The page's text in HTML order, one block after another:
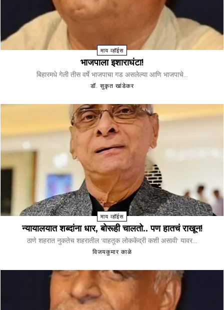
माय व्हॉईस
भाजपाला इशाराघंटा!
बिहारमधे गेली तीस वर्षे भाजपाचा गड असलेल्या आणि भाजपाचे...
डॉ. सुकृत खांडेकर
माय व्हॉईस
न्यायालयात शब्दांना धार, बोरूही चालतो.. पण हातचं राखून!
ठाणे शहरात नुकतेच शहरातील 'वाहतूक लोककेंद्री कशी असावी' यावर...
विजयकुमार काळे